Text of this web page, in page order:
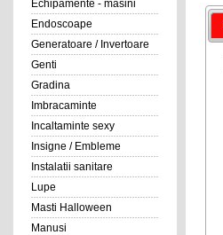
Echipamente - masini
Endoscoape
Generatoare / Invertoare
Genti
Gradina
Imbracaminte
Incaltaminte sexy
Insigne / Embleme
Instalatii sanitare
Lupe
Masti Halloween
Manusi